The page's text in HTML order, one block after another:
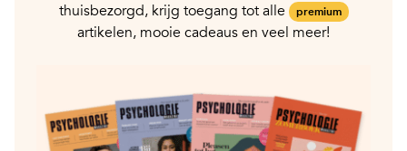
thuisbezorgd, krijg toegang tot alle
premium
artikelen, mooie cadeaus en veel meer!